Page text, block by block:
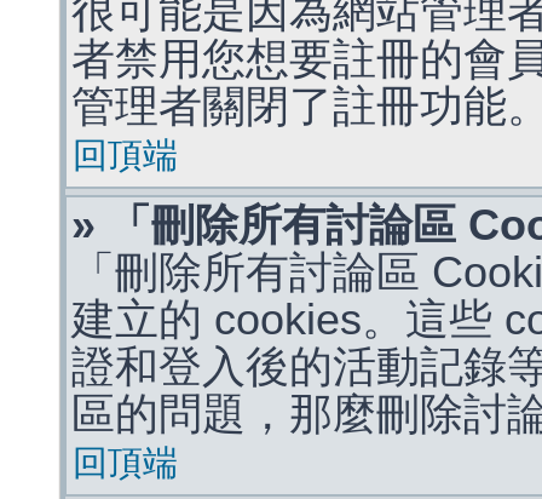
很可能是因為網站管理
者禁用您想要註冊的會
管理者關閉了註冊功能
回頂端
» 「刪除所有討論區
「刪除所有討論區
建立的 cookies。這些
證和登入後的活動記錄
區的問題，那麼刪除討
回頂端